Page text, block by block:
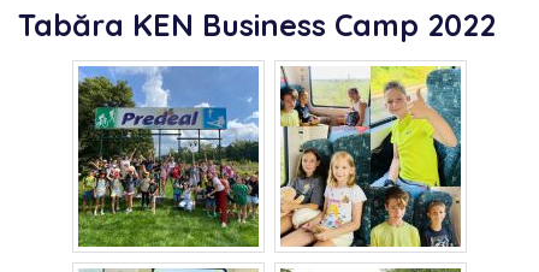
Tabăra KEN Business Camp 2022